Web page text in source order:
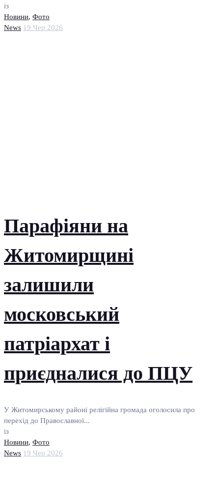
із
Новини, Фото
News 19 Чер 2026
Парафіяни на
Житомирщині
залишили
московський
патріархат і
приєдналися до ПЦУ
У Житомирському районі релігійна громада оголосила про
перехід до Православної...
із
Новини, Фото
News 19 Чер 2026